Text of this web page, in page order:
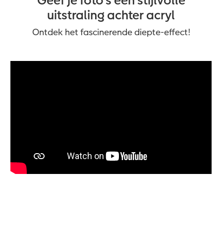
uitstraling achter acryl
Ontdek het fascinerende diepte-effect!